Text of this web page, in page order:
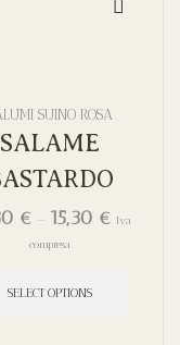
SUINO ROSA
SALAME
€ – 15,30 € Iva
compresa
SELECT OPTIONS